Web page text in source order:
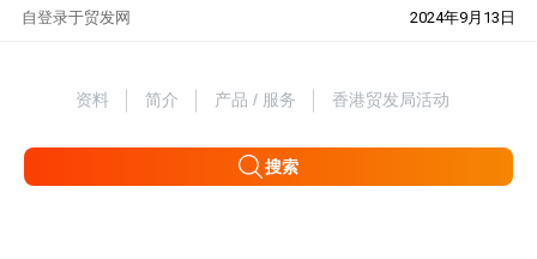
自 2024年9月13日
登录于贸发网
资料 简介 产品 / 服务 香港贸发局活动
搜索